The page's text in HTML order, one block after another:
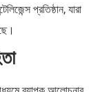
প্রতিষ্ঠান, যারা